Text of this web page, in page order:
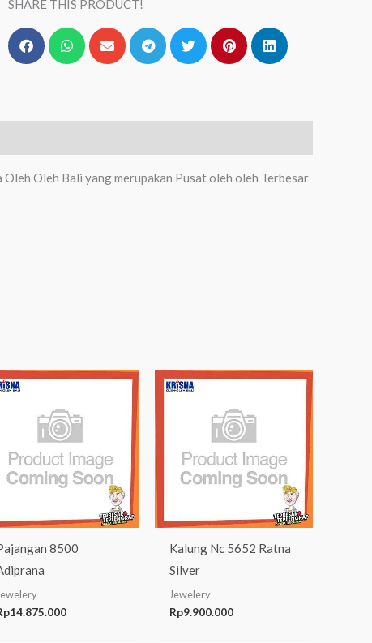
SHARE THIS PRODUCT!
Oleh Bali yang merupakan Pusat oleh oleh Terbesar
8500
14.875.000
Kalung Nc 5652 Ratna
Silver
Jewelery
Rp9.900.000